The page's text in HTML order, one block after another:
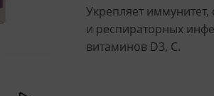
Укрепляет
и респираторных
витаминов D3, С.